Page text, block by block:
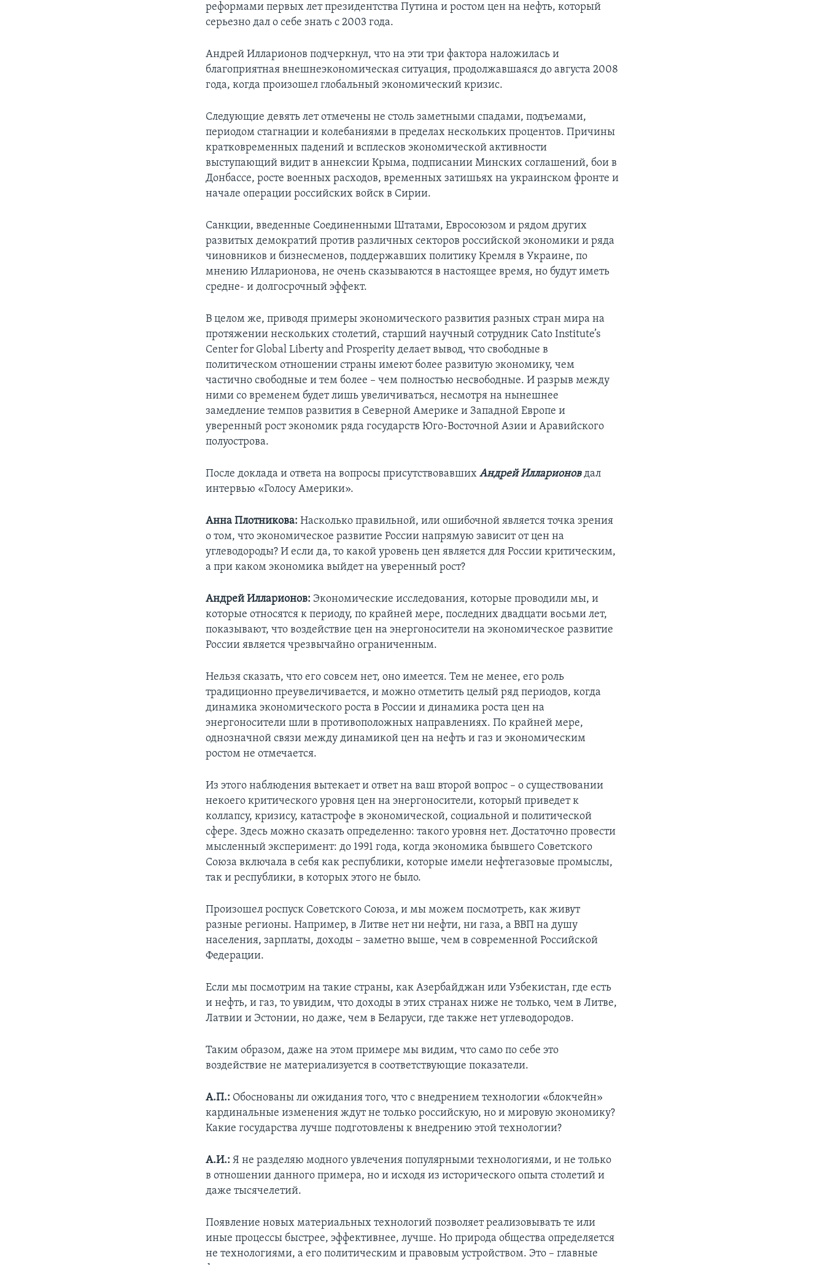
реформами первых лет президентства Путина и ростом цен на нефть, который
серьезно дал о себе знать с 2003 года.
Андрей Илларионов подчеркнул, что на эти три фактора наложилась и
благоприятная внешнеэкономическая ситуация, продолжавшаяся до августа 2008
года, когда произошел глобальный экономический кризис.
Следующие девять лет отмечены не столь заметными спадами, подъемами,
периодом стагнации и колебаниями в пределах нескольких процентов. Причины
кратковременных падений и всплесков экономической активности
выступающий видит в аннексии Крыма, подписании Минских соглашений, бои в
Донбассе, росте военных расходов, временных затишьях на украинском фронте и
начале операции российских войск в Сирии.
Санкции, введенные Соединенными Штатами, Евросоюзом и рядом других
развитых демократий против различных секторов российской экономики и ряда
чиновников и бизнесменов, поддержавших политику Кремля в Украине, по
мнению Илларионова, не очень сказываются в настоящее время, но будут иметь
средне- и долгосрочный эффект.
В целом же, приводя примеры экономического развития разных стран мира на
протяжении нескольких столетий, старший научный сотрудник Cato Institute’s
Center for Global Liberty and Prosperity делает вывод, что свободные в
политическом отношении страны имеют более развитую экономику, чем
частично свободные и тем более – чем полностью несвободные. И разрыв между
ними со временем будет лишь увеличиваться, несмотря на нынешнее
замедление темпов развития в Северной Америке и Западной Европе и
уверенный рост экономик ряда государств Юго-Восточной Азии и Аравийского
полуострова.
После доклада и ответа на вопросы присутствовавшихАндрей Илларионовдал
интервью «Голосу Америки».
Анна Плотникова: Насколько правильной, или ошибочной является точка зрения
о том, что экономическое развитие России напрямую зависит от цен на
углеводороды? И если да, то какой уровень цен является для России критическим,
а при каком экономика выйдет на уверенный рост?
Андрей Илларионов: Экономические исследования, которые проводили мы, и
которые относятся к периоду, по крайней мере, последних двадцати восьми лет,
показывают, что воздействие цен на энергоносители на экономическое развитие
России является чрезвычайно ограниченным.
Нельзя сказать, что его совсем нет, оно имеется. Тем не менее, его роль
традиционно преувеличивается, и можно отметить целый ряд периодов, когда
динамика экономического роста в России и динамика роста цен на
энергоносители шли в противоположных направлениях. По крайней мере,
однозначной связи между динамикой цен на нефть и газ и экономическим
ростом не отмечается.
Из этого наблюдения вытекает и ответ на ваш второй вопрос – о существовании
некоего критического уровня цен на энергоносители, который приведет к
коллапсу, кризису, катастрофе в экономической, социальной и политической
сфере. Здесь можно сказать определенно: такого уровня нет. Достаточно провести
мысленный эксперимент: до 1991 года, когда экономика бывшего Советского
Союза включала в себя как республики, которые имели нефтегазовые промыслы,
так и республики, в которых этого не было.
Произошел роспуск Советского Союза, и мы можем посмотреть, как живут
разные регионы. Например, в Литве нет ни нефти, ни газа, а ВВП на душу
населения, зарплаты, доходы – заметно выше, чем в современной Российской
Федерации.
Если мы посмотрим на такие страны, как Азербайджан или Узбекистан, где есть
и нефть, и газ, то увидим, что доходы в этих странах ниже не только, чем в Литве,
Латвии и Эстонии, но даже, чем в Беларуси, где также нет углеводородов.
Таким образом, даже на этом примере мы видим, что само по себе это
воздействие не материализуется в соответствующие показатели.
А.П.: Обоснованы ли ожидания того, что с внедрением технологии «блокчейн»
кардинальные изменения ждут не только российскую, но и мировую экономику?
Какие государства лучше подготовлены к внедрению этой технологии?
А.И.:Я не разделяю модного увлечения популярными технологиями, и не только
в отношении данного примера, но и исходя из исторического опыта столетий и
даже тысячелетий.
Появление новых материальных технологий позволяет реализовывать те или
иные процессы быстрее, эффективнее, лучше. Но природа общества определяется
не технологиями, а его политическим и правовым устройством. Это – главные